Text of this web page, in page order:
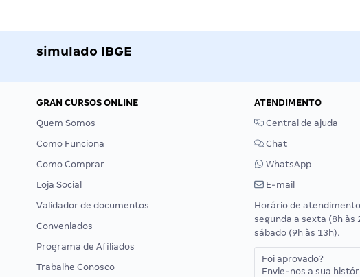
simulado IBGE
GRAN CURSOS ONLINE
Quem Somos
Como Funciona
Como Comprar
Loja Social
Validador de documentos
Conveniados
Programa de Afiliados
Trabalhe Conosco
ATENDIMENTO
Central de ajuda
Chat
WhatsApp
E-mail
Horário de
segunda a sexta (8h às
sábado (9h às 13h).
Foi aprovado?
Envie-nos a sua